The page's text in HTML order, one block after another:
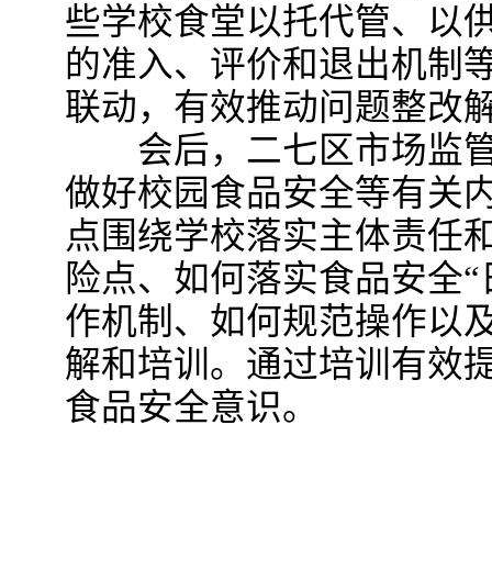
些学校食堂以托代管、以
的准入、评价和退出机制
联动，有效推动问题整改
会后，二七区市场监管
做好校园食品安全等有关
点围绕学校落实主体责任
险点、如何落实食品安全
作机制、如何规范操作以
解和培训。通过培训有效
食品安全意识。